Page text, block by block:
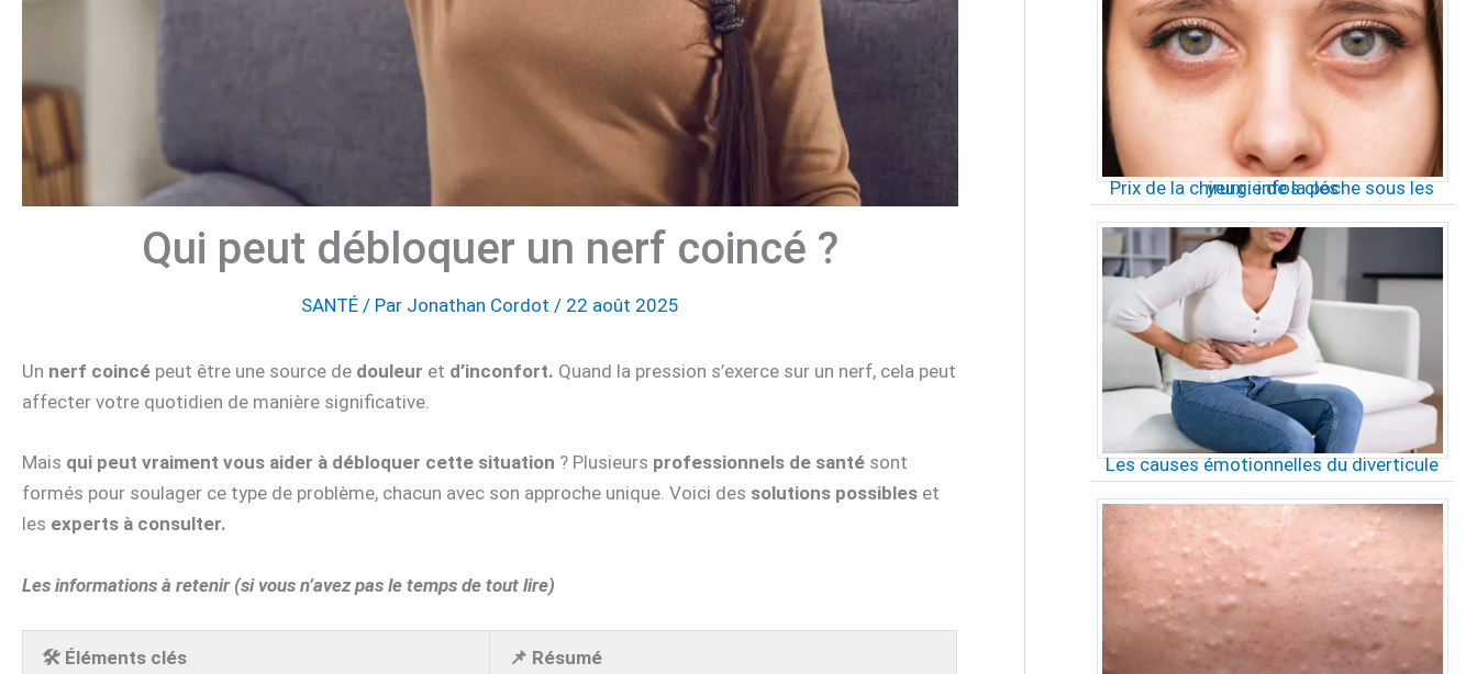
Qui peut débloquer un nerf coincé ?
SANTÉ/ Par Jonathan Cordot / 22 août 2025
Un nerf coincé peut être une source de douleur et d’inconfort. Quand la pression s’exerce sur un nerf, cela peut
affecter votre quotidien de manière significative.
Mais qui peut vraiment vous aider à débloquer cette situation ? Plusieurs professionnels de santé sont
formés pour soulager ce type de problème, chacun avec son approche unique. Voici des solutions possibles et
les experts à consulter.
Les informations à retenir (si vous n’avez pas le temps de tout lire)
🛠️ Éléments clés 📌 Résumé
Prix de la chirurgie de la poche sous les yeux : infos clés
Les causes émotionnelles du diverticule